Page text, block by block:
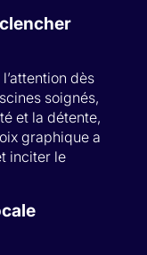
dès
soignés,
et la détente,
graphique a
inciter le